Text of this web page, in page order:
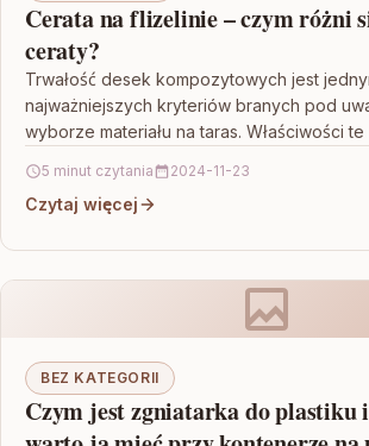
Cerata na flizelinie – czym różni
ceraty?
Trwałość desek kompozytowych jest
najważniejszych kryteriów branych pod
wyborze materiału na taras. Właściwości te
5 minut czytania 2024-11-23
Czytaj więcej
BEZ KATEGORII
Czym jest zgniatarka do plastiku